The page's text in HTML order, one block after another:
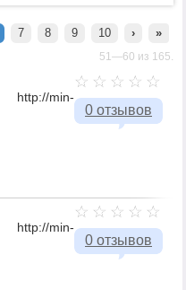
7 8 9 10 › »
51—60 из 165.
0 отзывов
http://min-
0 отзывов
http://min-